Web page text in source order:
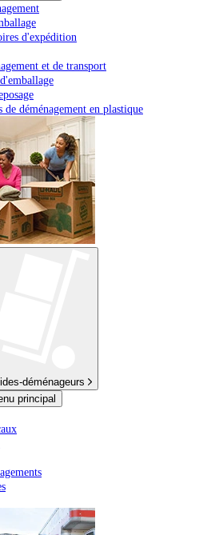
d'expédition
et de transport
de déménagement en plastique
déménageurs
principal